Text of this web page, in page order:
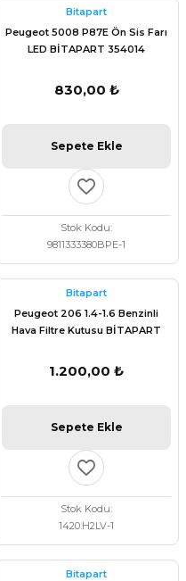
Bitapart
Peugeot 5008 P87E Ön Sis Farı
LED BİTAPART 354014
830,00 ₺
Sepete Ekle
Stok Kodu
9811333380BPE-1
Bitapart
Peugeot 206 1.4-1.6 Benzinli
Hava Filtre Kutusu BİTAPART
1.200,00 ₺
Sepete Ekle
Stok Kodu
1420.H2LV-1
Bitapart